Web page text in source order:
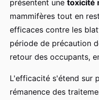
présentent une toxicité
mammifères tout en
efficaces contre les
période de précaution
retour des occupants,
L'efficacité s'étend sur
rémanence des